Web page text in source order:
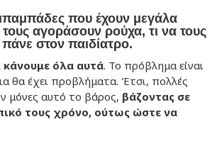
που έχουν μεγάλα
αγοράσουν ρούχα, τι να τους
στον παιδίατρο.
κάνουμε όλα αυτά. Το πρόβλημα είναι
θα έχει προβλήματα. Έτσι, πολλές
μόνες αυτό το βάρος, βάζοντας σε
τους χρόνο, ούτως ώστε να